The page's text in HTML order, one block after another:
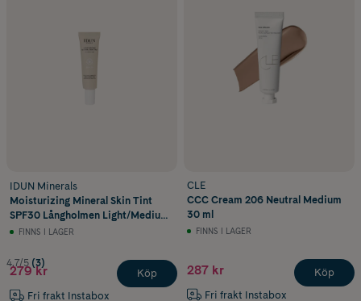
IDUN Minerals
Moisturizing Mineral Skin Tint
SPF30 Långholmen Light/Medium
Neutral 27 ml
FINNS I LAGER
4.7/5 (3)
279 kr
Fri frakt Instabox
Köp
CLE
CCC Cream 206 Neutral Medium
30 ml
FINNS I LAGER
287 kr
Fri frakt Instabox
Köp